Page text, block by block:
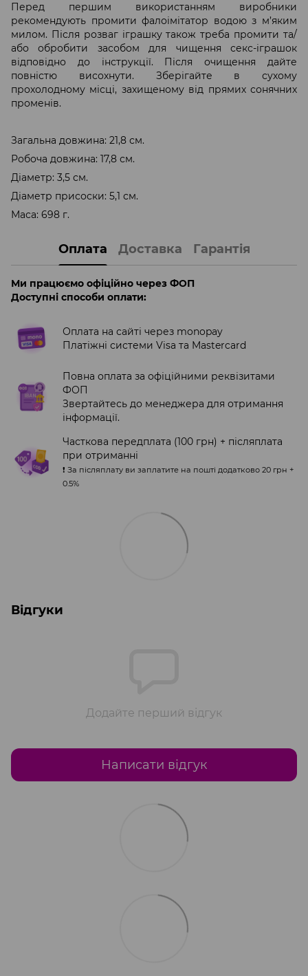
Перед першим використанням виробники
рекомендують промити фалоімітатор водою з м’яким
милом. Після розваг іграшку також треба промити та/
або обробити засобом для чищення секс-іграшок
відповідно до інструкції. Після очищення дайте
повністю висохнути. Зберігайте в сухому
прохолодному місці, захищеному від прямих сонячних
променів.
Загальна довжина: 21,8 см.
Робоча довжина: 17,8 см.
Діаметр: 3,5 см.
Діаметр присоски: 5,1 см.
Маса: 698 г.
Оплата Доставка Гарантія
Ми працюємо офіційно через ФОП
Доступні способи оплати:
Оплата на сайті через monopay
Платіжні системи Visa та Mastercard
Повна оплата за офіційними реквізитами
ФОП
Звертайтесь до менеджера для отримання
інформації.
Часткова передплата (100 грн) + післяплата
при отриманні
❗️ За післяплату ви заплатите на пошті додатково 20 грн +
0.5%
Відгуки
Додайте перший відгук
Написати відгук